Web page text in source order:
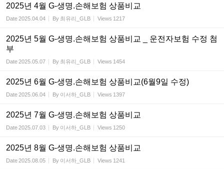
2025년 4월 G-생명.손해보험 상품비교
Date2025.04.04 By 최유리_GLB Views 1217
2025년 5월 G-생명.손해보험 상품비교 _ 운전자보험 수정 첨
부
Date2025.05.07 By 최유리_GLB Views 1454
2025년 6월 G-생명.손해보험 상품비교(6월9일 수정)
Date2025.06.04 By 이서하_GLB Views 1397
2025년 7월 G-생명.손해보험 상품비교
Date2025.07.03 By 이서하_GLB Views 1250
2025년 8월 G-생명.손해보험 상품비교
Date2025.08.05 By 이서하_GLB Views 1241